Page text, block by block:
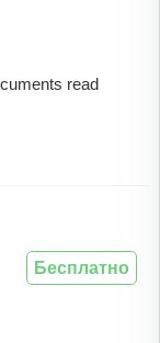
read
Бесплатно